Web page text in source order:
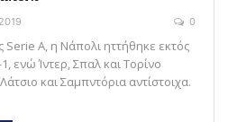
0
Serie A, η Νάπολι ηττήθηκε εκτός
ενώ Ίντερ, Σπαλ και Τορίνο
και Σαμπντόρια αντίστοιχα.